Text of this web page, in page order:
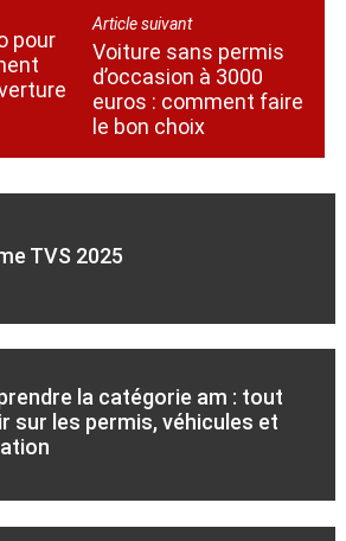
pour
Article suivant
Voiture sans permis
d’occasion à 3000
euros : comment faire
le bon choix
TVS 2025
la catégorie am : tout
sur les permis, véhicules et